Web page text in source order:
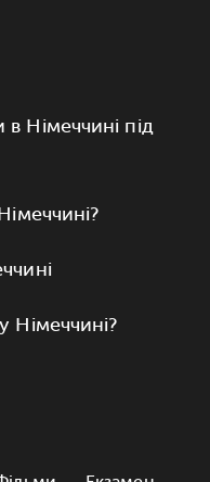
Німеччині під
Німеччині?